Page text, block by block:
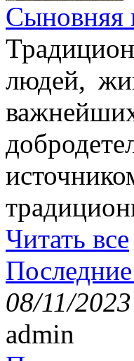
Сыновняя
людей,
Читать все
08/11/2023
admin